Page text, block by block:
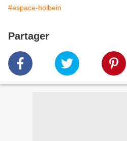
#espace-holbein
Partager